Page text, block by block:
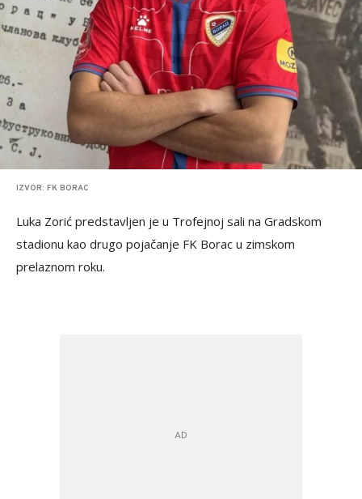
IZVOR: FK BORAC
Luka Zorić predstavljen je u Trofejnoj sali na Gradskom
stadionu kao drugo pojačanje FK Borac u zimskom
prelaznom roku.